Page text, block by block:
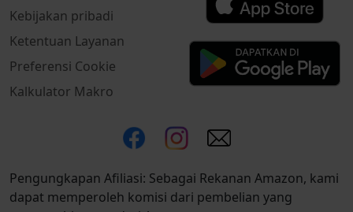
Kebijakan pribadi
Ketentuan Layanan
Preferensi Cookie
Kalkulator Makro
Pengungkapan Afiliasi: Sebagai Rekanan Amazon, kami
dapat memperoleh komisi dari pembelian yang